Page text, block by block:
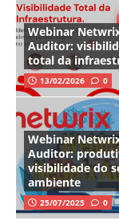
Webinar
Auditor:
total da
13/02/2026 0
Webinar
Auditor:
visibilidade do
ambiente
25/07/2025 0